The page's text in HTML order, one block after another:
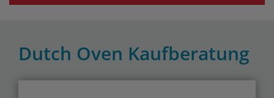
Dutch Oven Kaufberatung